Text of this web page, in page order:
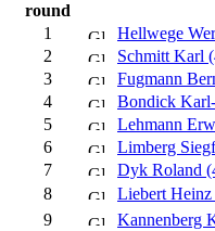
round
1
Hellwege
2
Schmitt Karl
3
Fugmann
4
Bondick
5
Lehmann
6
Limberg
7
Dyk Roland
8
Liebert Heinz
9
Kannenberg